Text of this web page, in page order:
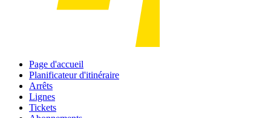
Page d'accueil
Planificateur d'itinéraire
Arrêts
Lignes
Tickets